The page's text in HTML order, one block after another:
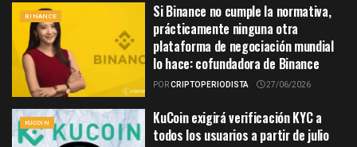
BINANCE
Si Binance no cumple la normativa,
prácticamente ninguna otra
plataforma de negociación mundial
lo hace: cofundadora de Binance
PORCRIPTOPERIODISTA 27/06/2026
KUCOIN
KuCoin exigirá verificación KYC a
todos los usuarios a partir de julio